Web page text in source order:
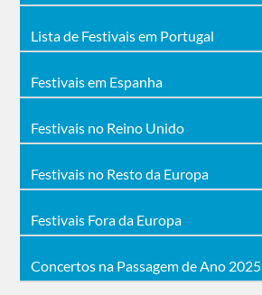
Lista de Festivais em Portugal
Festivais em Espanha
Festivais no Reino Unido
Festivais no Resto da Europa
Festivais Fora da Europa
Concertos na Passagem de Ano 2025